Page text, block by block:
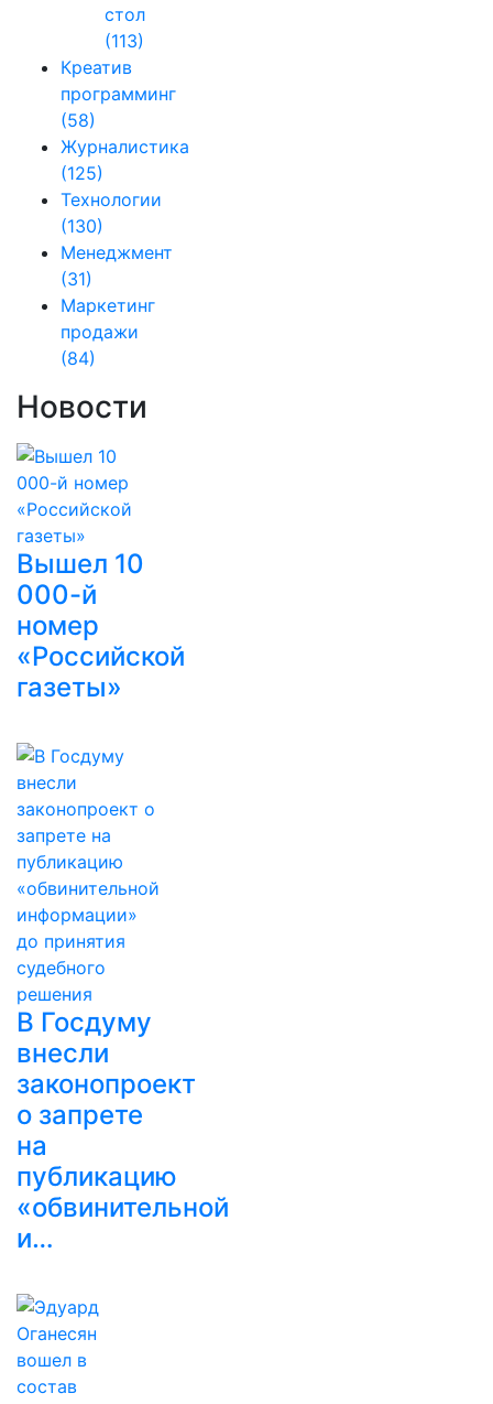
стол
(113)
Креатив
программинг
(58)
Журналистика
(125)
Технологии
(130)
Менеджмент
(31)
Маркетинг
продажи
(84)
Новости
Вышел 10
000-й
номер
«Российской
газеты»
В Госдуму
внесли
законопроект
о запрете
на
публикацию
«обвинительной
и…